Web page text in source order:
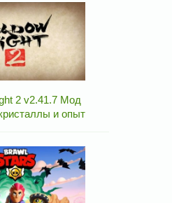
2 v2.41.7 Мод
и опыт